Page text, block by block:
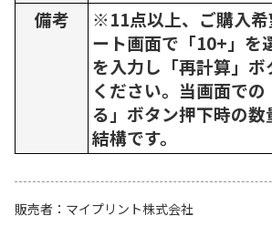
備考
※11点以上、ご購入希
ート画面で「10+」を
を入力し「再計算」ボ
ください。当画面で
る」ボタン押下時の
結構です。
販売者
マイプリント株式会社